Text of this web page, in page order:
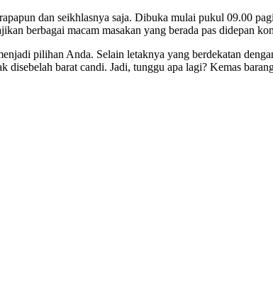
dan seikhlasnya saja. Dibuka mulai pukul 09.00
berbagai macam masakan yang berada pas didepan
pilihan Anda. Selain letaknya yang berdekatan
barat candi. Jadi, tunggu apa lagi? Kemas